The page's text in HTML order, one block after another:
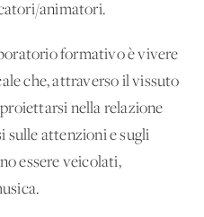
animatori.
formativo è vivere
che, attraverso il vissuto
nella relazione
sulle attenzioni e sugli
essere veicolati,